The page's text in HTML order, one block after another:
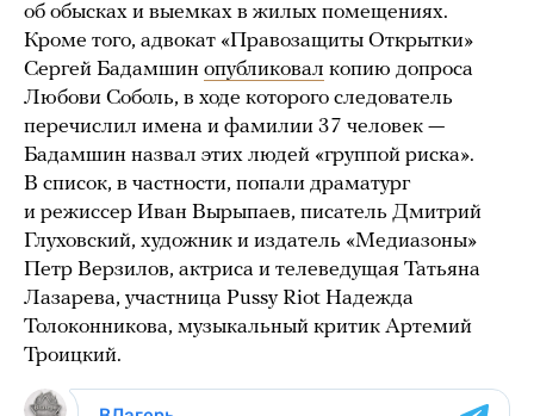
об обысках и выемках в жилых помещениях.
Кроме того, адвокат «Правозащиты Открытки»
Сергей Бадамшин опубликовал копию допроса
Любови Соболь, в ходе которого следователь
перечислил имена и фамилии 37 человек —
Бадамшин назвал этих людей «группой риска».
В список, в частности, попали драматург
и режиссер Иван Вырыпаев, писатель Дмитрий
Глуховский, художник и издатель «Медиазоны»
Петр Верзилов, актриса и телеведущая Татьяна
Лазарева, участница Pussy Riot Надежда
Толоконникова, музыкальный критик Артемий
Троицкий.